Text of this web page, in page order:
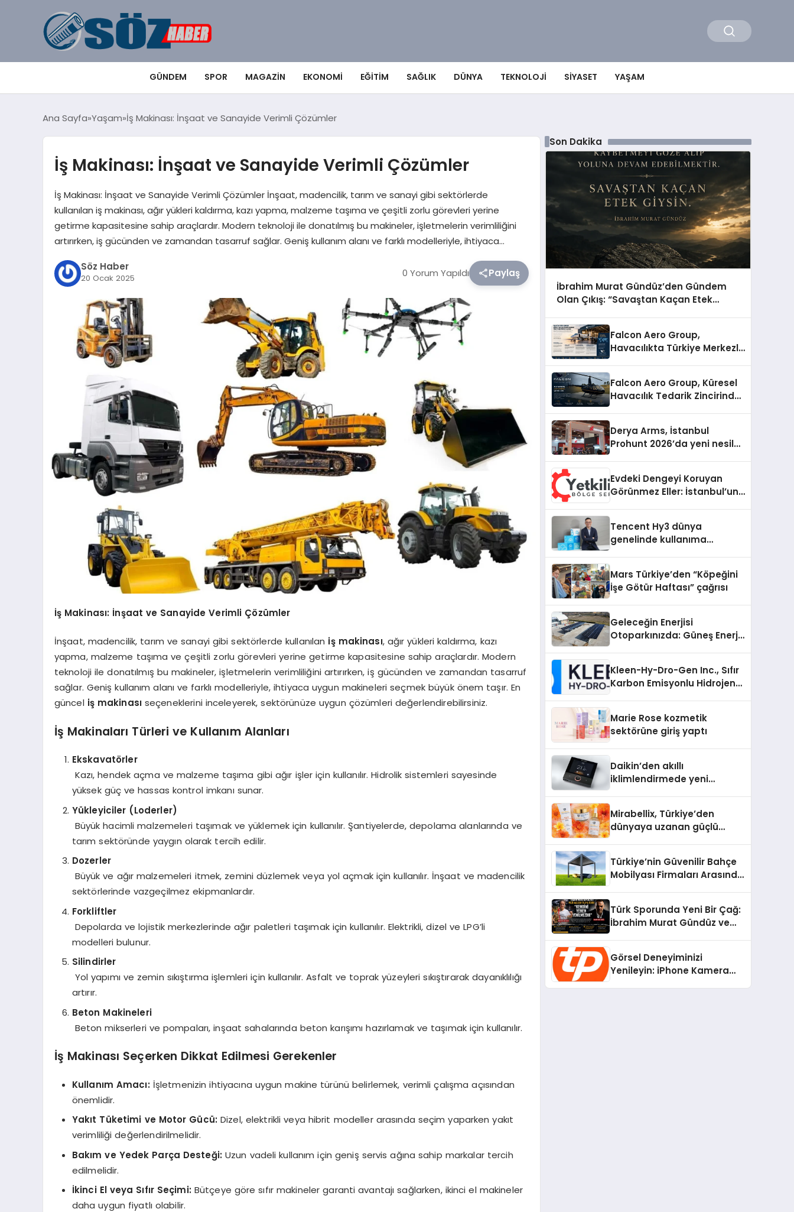
GÜNDEM SPOR MAGAZIN EKONOMI EĞITIM SAĞLIK DÜNYA TEKNOLOJI SIYASET YAŞAM
Ana Sayfa Yaşam İş Makinası: İnşaat ve Sanayide Verimli Çözümler
İş Makinası: İnşaat ve Sanayide Verimli Çözümler
İş Makinası: İnşaat ve Sanayide Verimli Çözümler İnşaat, madencilik, tarım ve sanayi gibi sektörlerde
kullanılan iş makinası, ağır yükleri kaldırma, kazı yapma, malzeme taşıma ve çeşitli zorlu görevleri yerine
getirme kapasitesine sahip araçlardır. Modern teknoloji ile donatılmış bu makineler, işletmelerin verimliliğini
artırırken, iş gücünden ve zamandan tasarruf sağlar. Geniş kullanım alanı ve farklı modelleriyle, ihtiyaca…
Söz Haber
20 Ocak 2025 0 Yorum Yapıldı Paylaş
İş Makinası: İnşaat ve Sanayide Verimli Çözümler
İnşaat, madencilik, tarım ve sanayi gibi sektörlerde kullanılan iş makinası, ağır yükleri kaldırma, kazı
yapma, malzeme taşıma ve çeşitli zorlu görevleri yerine getirme kapasitesine sahip araçlardır. Modern
teknoloji ile donatılmış bu makineler, işletmelerin verimliliğini artırırken, iş gücünden ve zamandan tasarruf
sağlar. Geniş kullanım alanı ve farklı modelleriyle, ihtiyaca uygun makineleri seçmek büyük önem taşır. En
güncel iş makinasıseçeneklerini inceleyerek, sektörünüze uygun çözümleri değerlendirebilirsiniz.
İş Makinaları Türleri ve Kullanım Alanları
Ekskavatörler
Kazı, hendek açma ve malzeme taşıma gibi ağır işler için kullanılır. Hidrolik sistemleri sayesinde
yüksek güç ve hassas kontrol imkanı sunar.
Yükleyiciler (Loderler)
Büyük hacimli malzemeleri taşımak ve yüklemek için kullanılır. Şantiyelerde, depolama alanlarında ve
tarım sektöründe yaygın olarak tercih edilir.
Dozerler
Büyük ve ağır malzemeleri itmek, zemini düzlemek veya yol açmak için kullanılır. İnşaat ve madencilik
sektörlerinde vazgeçilmez ekipmanlardır.
Forkliftler
Depolarda ve lojistik merkezlerinde ağır paletleri taşımak için kullanılır. Elektrikli, dizel ve LPG’li
modelleri bulunur.
Silindirler
Yol yapımı ve zemin sıkıştırma işlemleri için kullanılır. Asfalt ve toprak yüzeyleri sıkıştırarak dayanıklılığı
artırır.
Beton Makineleri
Beton mikserleri ve pompaları, inşaat sahalarında beton karışımı hazırlamak ve taşımak için kullanılır.
İş Makinası Seçerken Dikkat Edilmesi Gerekenler
Kullanım Amacı: İşletmenizin ihtiyacına uygun makine türünü belirlemek, verimli çalışma açısından
önemlidir.
Yakıt Tüketimi ve Motor Gücü: Dizel, elektrikli veya hibrit modeller arasında seçim yaparken yakıt
verimliliği değerlendirilmelidir.
Bakım ve Yedek Parça Desteği: Uzun vadeli kullanım için geniş servis ağına sahip markalar tercih
edilmelidir.
İkinci El veya Sıfır Seçimi: Bütçeye göre sıfır makineler garanti avantajı sağlarken, ikinci el makineler
daha uygun fiyatlı olabilir.
Son Dakika
İbrahim Murat Gündüz’den Gündem
Olan Çıkış: “Savaştan Kaçan Etek
Falcon Aero Group,
Havacılıkta Türkiye Merkezli
Falcon Aero Group, Küresel
Havacılık Tedarik Zincirinde
Derya Arms, İstanbul
Prohunt 2026’da yeni nesil
Evdeki Dengeyi Koruyan
Görünmez Eller: İstanbul’un
Tencent Hy3 dünya
genelinde kullanıma
Mars Türkiye’den “Köpeğini
İşe Götür Haftası” çağrısı
Geleceğin Enerjisi
Otoparkınızda: Güneş Enerjili
Kleen-Hy-Dro-Gen Inc., Sıfır
Karbon Emisyonlu Hidrojen
Aldı
Marie Rose kozmetik
sektörüne giriş yaptı
Daikin’den akıllı
iklimlendirmede yeni
Mirabellix, Türkiye’den
dünyaya uzanan güçlü
Türkiye’nin Güvenilir Bahçe
Mobilyası Firmaları Arasında
Türk Sporunda Yeni Bir Çağ:
İbrahim Murat Gündüz ve
Görsel Deneyiminizi
Yenileyin: iPhone Kamera